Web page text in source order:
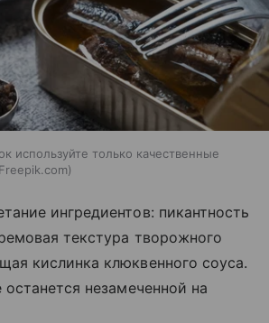
используйте только качественные
Freepik.com
ингредиентов: пикантность
текстура творожного
кислинка клюквенного соуса.
останется незамеченной на